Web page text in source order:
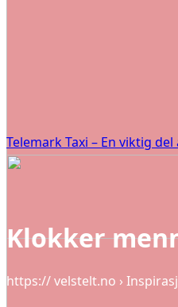
Telemark Taxi – En viktig
Klokker
https:// velstelt.no ›